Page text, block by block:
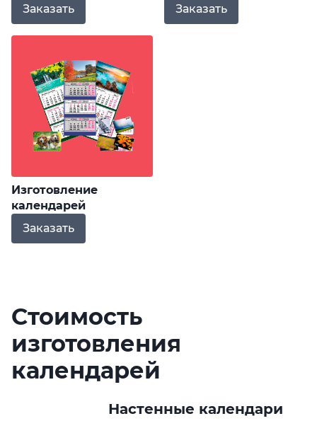
Заказать
Заказать
Изготовление
календарей
Заказать
Стоимость
изготовления
календарей
Настенные календари